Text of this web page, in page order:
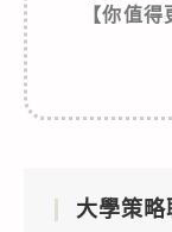
【你值
大學策略